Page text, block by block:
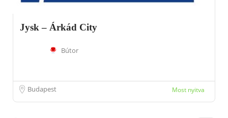
Jysk – Árkád City
Bútor
Budapest Most nyitva